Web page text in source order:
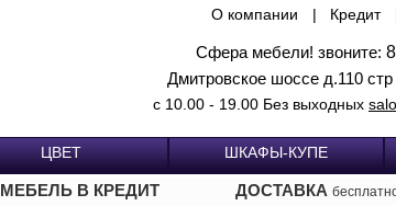
О компании | Кредит
Сфера мебели! звоните:
Дмитровское шоссе д.110
с 10.00 - 19.00 Без выходных
ЦВЕТ ШКАФЫ-КУПЕ
МЕБЕЛЬ В КРЕДИТ ДОСТАВКА